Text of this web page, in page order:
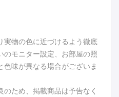
物の色に近づけるよう徹底
のモニター設定、お部屋の照
色味が異なる場合がございま
ため、掲載商品は予告なく